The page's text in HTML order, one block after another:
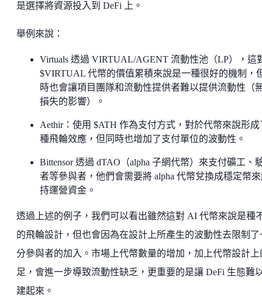
是選擇將資源投入到 DeFi 上。
舉例來說：
Virtuals 透過 VIRTUAL/AGENT 流動性池（LP），這
$VIRTUAL 代幣的價值累積來說是一種很好的機制，
時也會讓項目團隊和流動性提供者難以提供流動性（
損失的影響）。
Aethir：使用 $ATH 作為支付方式，對於代幣來說形成
種飛輪效應，但同時也增加了支付單位的波動性。
Bittensor 透過 dTAO（alpha 子網代幣）來支付礦工、
者等參與者，他們會需要將 alpha 代幣兌換成穩定幣
持運營資金。
透過上述的例子，我們可以看出雖然這對 AI 代幣來說是種
的飛輪設計，但也會因為在設計上所產生的波動性去限制了
分參與者的加入。市場上代幣數量的增加，加上代幣設計上
足，會進一步導致流動性缺乏，更重要的是讓 DeFi 生態難
建起來。